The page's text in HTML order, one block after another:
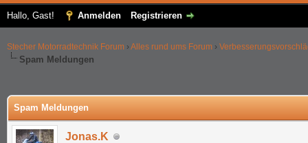
Hallo, Gast! Anmelden Registrieren
Stecher Motorradtechnik Forum › Alles rund ums Forum ›
Spam Meldungen
Spam Meldungen
Jonas.K